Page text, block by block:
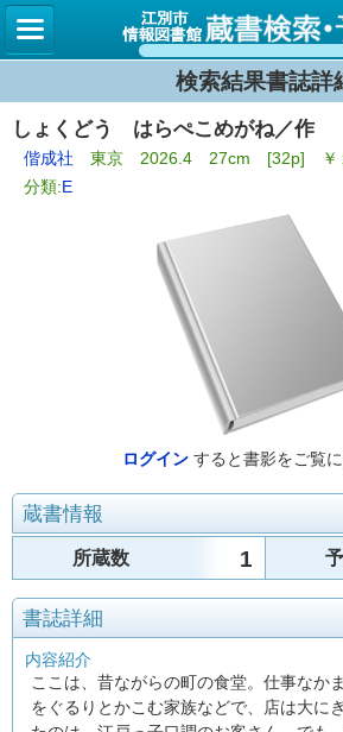
検索結果書誌詳
しょくどう はらぺこめがね／作
偕成社 東京 2026.4 27cm [32p] ￥
分類:E
ログイン すると書影をご覧
蔵書情報
所蔵数 1
書誌詳細
内容紹介
ここは、昔ながらの町の食堂。仕事なか
をぐるりとかこむ家族などで、店は大に